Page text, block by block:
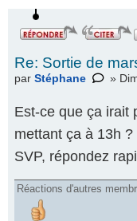
Re: Sortie de
par Stéphane »
Est-ce que ça irait
mettant ça à 13h ?
SVP, répondez
Réactions d'autres